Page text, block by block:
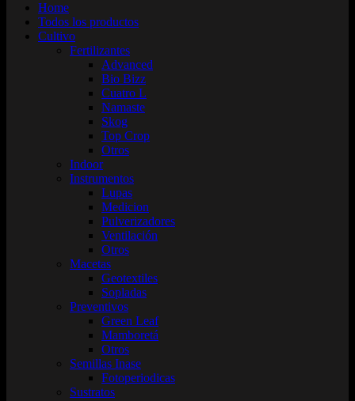
Home
Todos los productos
Cultivo
Fertilizantes
Advanced
Bio Bizz
Cuatro L
Namaste
Skog
Top Crop
Otros
Indoor
Instrumentos
Lupas
Medicion
Pulverizadores
Ventilación
Otros
Macetas
Geotextiles
Sopladas
Preventivos
Green Leaf
Mamboretá
Otros
Semillas Inase
Fotoperiodicas
Sustratos